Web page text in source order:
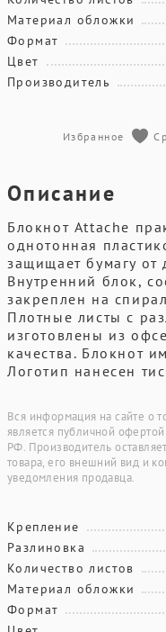
Материал обложки
Формат
Цвет
Производитель
Избранное
Описание
Блокнот Attache
однотонная
защищает бумагу
Внутренний блок,
закреплен на
Плотные листы с
изготовлены из
качества. Блокнот
Логотип нанесен
Вся информация на сайте о
является публичной офертой
РФ. Производитель
товара, его внешний вид и
уведомления продавца.
Крепление
Разлиновка
Количество листов
Материал обложки
Формат